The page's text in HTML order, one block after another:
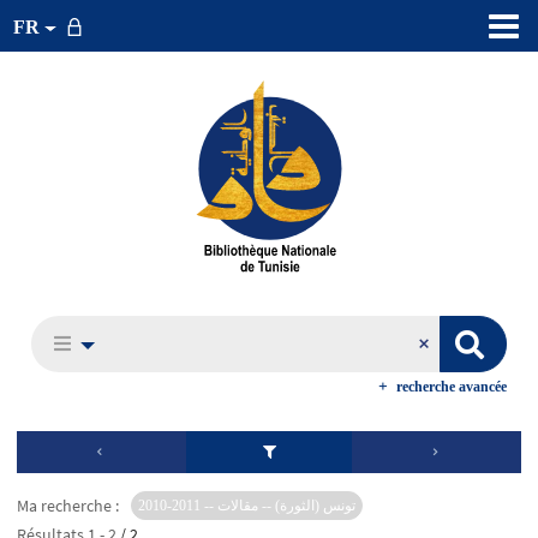
FR
recherche avancée
Ma recherche : تونس (الثورة) -- مقالات -- 2011-2010